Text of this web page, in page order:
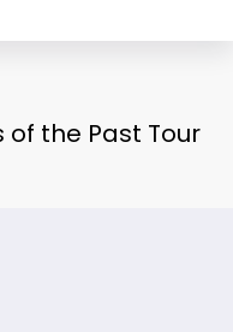
of the Past Tour